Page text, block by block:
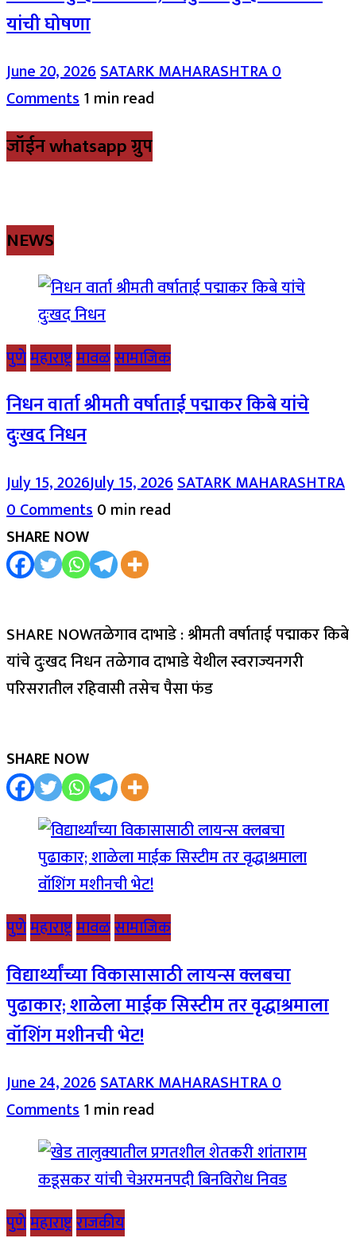
यांची घोषणा
June 20, 2026SATARK MAHARASHTRA0
Comments1 min read
जॉईन whatsapp ग्रुप
NEWS
पुणेमहाराष्ट्रमावळसामाजिक
निधन वार्ता श्रीमती वर्षाताई पद्माकर किबे यांचे
दुःखद निधन
July 15, 2026July 15, 2026SATARK MAHARASHTRA
0 Comments0 min read
SHARE NOW
SHARE NOWतळेगाव दाभाडे : श्रीमती वर्षाताई पद्माकर किबे
यांचे दुःखद निधन तळेगाव दाभाडे येथील स्वराज्यनगरी
परिसरातील रहिवासी तसेच पैसा फंड
SHARE NOW
पुणेमहाराष्ट्रमावळसामाजिक
विद्यार्थ्यांच्या विकासासाठी लायन्स क्लबचा
पुढाकार; शाळेला माईक सिस्टीम तर वृद्धाश्रमाला
वॉशिंग मशीनची भेट!
June 24, 2026SATARK MAHARASHTRA0
Comments1 min read
पुणेमहाराष्ट्रराजकीय